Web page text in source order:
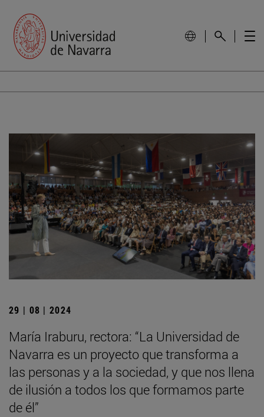
29 | 08 | 2024
María Iraburu, rectora: “La Universidad de
Navarra es un proyecto que transforma a
las personas y a la sociedad, y que nos llena
de ilusión a todos los que formamos parte
de él”